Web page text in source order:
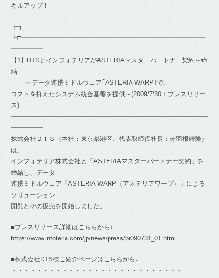
キルアップ！
┏┓
┗□━━━━━━━━━━━━━━━━━━━━━━━━━━━━━
━━━━━
【1】DTSとインフォテリアがASTERIAマスターパートナー契約を締
結
～データ連携ミドルウェア｢ASTERIA WARP｣で、
コストを抑えたシステム統合基盤を提供～(2009/7/30：プレスリリー
ス)
━━━━━━━━━━━━━━━━━━━━━━━━━━━━━━━
━━━━━
株式会社ＤＴＳ（本社：東京都港区、代表取締役社長：赤羽根靖隆）
は、
インフォテリア株式会社と「ASTERIAマスターパートナー契約」を
締結し、データ
連携ミドルウェア「ASTERIA WARP（アステリアワープ）」による
ソリューション
開発とその販売を開始しました。
■プレスリリース詳細はこちらから↓
https://www.infoteria.com/jp/news/press/pr090731_01.html
■株式会社DTS様ご紹介ページはこちらから↓
・・・・・・・・・・・・・・・・・・・・・・・・・・・